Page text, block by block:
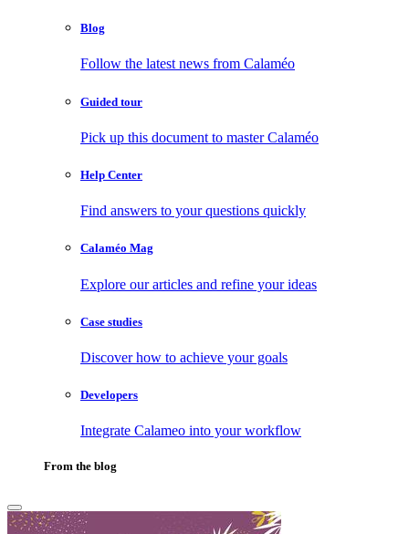
Blog
Follow the latest news from Calaméo
Guided tour
Pick up this document to master Calaméo
Help Center
Find answers to your questions quickly
Calaméo Mag
Explore our articles and refine your ideas
Case studies
Discover how to achieve your goals
Developers
Integrate Calameo into your workflow
From the blog